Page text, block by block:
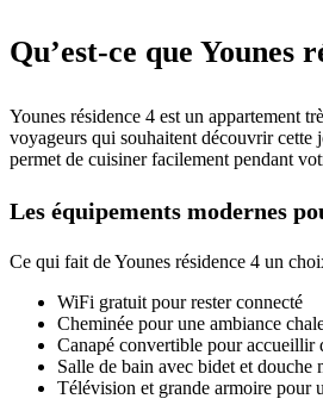
Qu’est-ce que Younes
Younes résidence 4 est un appartement
voyageurs qui souhaitent découvrir cette
permet de cuisiner facilement pendant
Les équipements modernes
Ce qui fait de Younes résidence 4 un
WiFi gratuit pour rester connecté
Cheminée pour une ambiance
Canapé convertible pour accueillir
Salle de bain avec bidet et douche
Télévision et grande armoire pour